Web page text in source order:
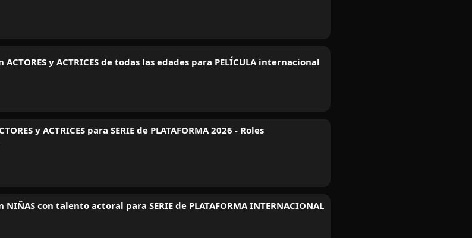
ACTORES y ACTRICES de todas las edades para PELÍCULA internacional
y ACTRICES para SERIE de PLATAFORMA 2026 - Roles
NIÑAS con talento actoral para SERIE de PLATAFORMA INTERNACIONAL